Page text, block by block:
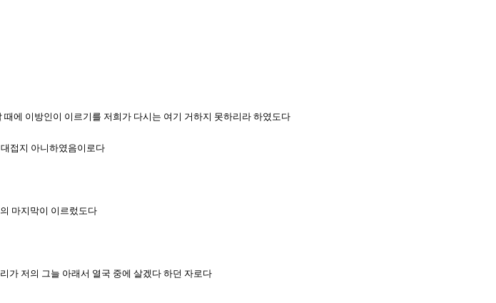
에 이방인이 이르기를 저희가 다시는 여기 거하지 못하리라 하였도다
접지 아니하였음이로다
마지막이 이르렀도다
가 저의 그늘 아래서 열국 중에 살겠다 하던 자로다